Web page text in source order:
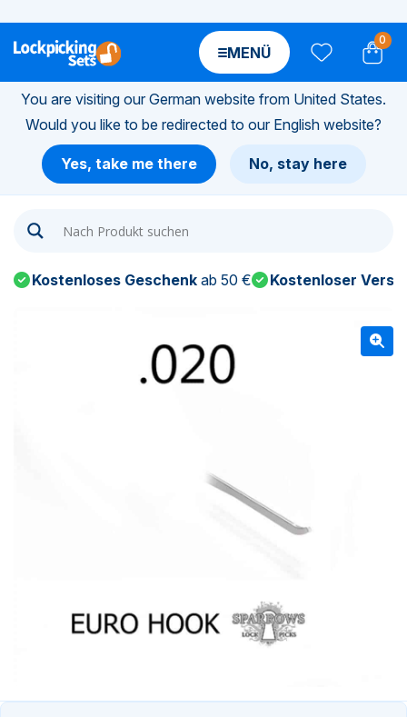
0
MENÜ
You are visiting our German website from United States.
Would you like to be redirected to our English website?
Yes, take me there No, stay here
Kostenloses Geschenk ab 50 € Kostenloser